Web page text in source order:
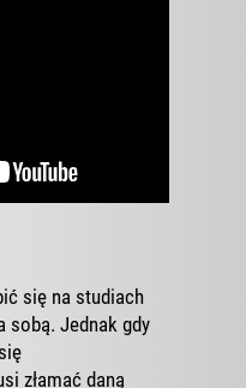
się na studiach
sobą. Jednak gdy
złamać daną